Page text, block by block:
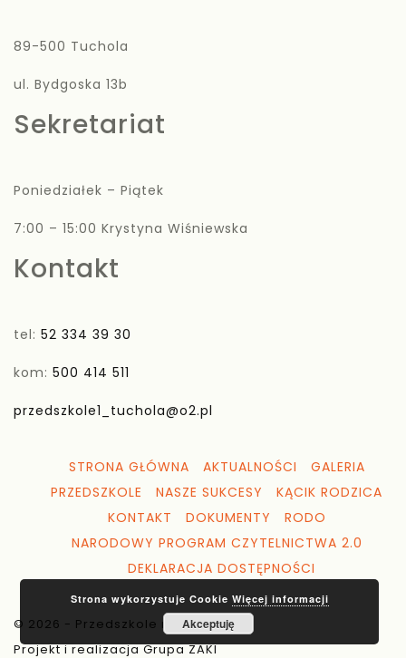
89-500 Tuchola
ul. Bydgoska 13b
Sekretariat
Poniedziałek – Piątek
7:00 – 15:00 Krystyna Wiśniewska
Kontakt
tel: 52 334 39 30
kom: 500 414 511
przedszkole1_tuchola@o2.pl
STRONA GŁÓWNA AKTUALNOŚCI
GALERIA
PRZEDSZKOLE
NASZE SUKCESY
KĄCIK RODZICA
KONTAKT
DOKUMENTY
RODO
NARODOWY PROGRAM CZYTELNICTWA 2.0
DEKLARACJA DOSTĘPNOŚCI
© 2026 - Przedszkole nr 1 Tuchola
Projekt i realizacja Grupa ZAKI
Strona wykorzystuje Cookie Więcej informacji
Akceptuję